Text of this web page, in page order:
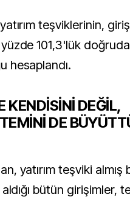
teşviklerinin,
101,3'lük
hesaplandı.
KENDİSİNİ DEĞİL,
DE
yatırım teşviki
aldığı bütün girişimler,